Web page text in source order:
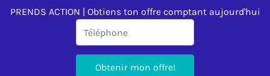
PRENDS ACTION | Obtiens ton offre comptant aujourd'hui